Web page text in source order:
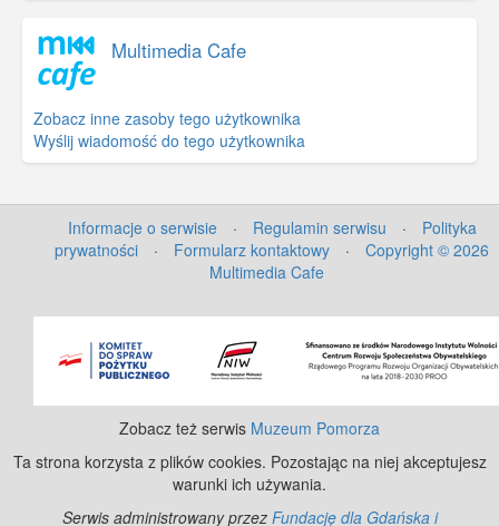
Multimedia Cafe
Zobacz inne zasoby tego użytkownika
Wyślij wiadomość do tego użytkownika
Informacje o serwisie · Regulamin serwisu ·
Polityka
prywatności
· Formularz kontaktowy ·
Copyright © 2026
Multimedia Cafe
Zobacz też serwis Muzeum Pomorza
Ta strona korzysta z plików cookies. Pozostając na niej akceptujesz
warunki ich używania.
Serwis administrowany przez Fundację dla Gdańska i